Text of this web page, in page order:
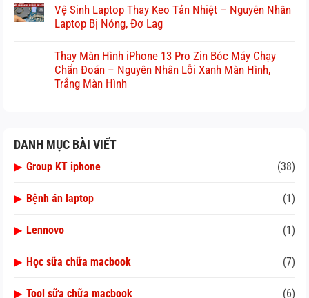
Vệ Sinh Laptop Thay Keo Tản Nhiệt – Nguyên Nhân
Laptop Bị Nóng, Đơ Lag
Thay Màn Hình iPhone 13 Pro Zin Bóc Máy Chạy
Chẩn Đoán – Nguyên Nhân Lỗi Xanh Màn Hình,
Trắng Màn Hình
DANH MỤC BÀI VIẾT
▶ Group KT iphone (38)
▶ Bệnh án laptop (1)
▶ Lennovo (1)
▶ Học sữa chữa macbook (7)
▶ Tool sữa chữa macbook (6)